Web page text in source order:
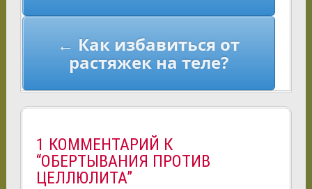
← Как избавиться от
растяжек на теле?
1 КОММЕНТАРИЙ К
“ОБЕРТЫВАНИЯ ПРОТИВ
ЦЕЛЛЮЛИТА”